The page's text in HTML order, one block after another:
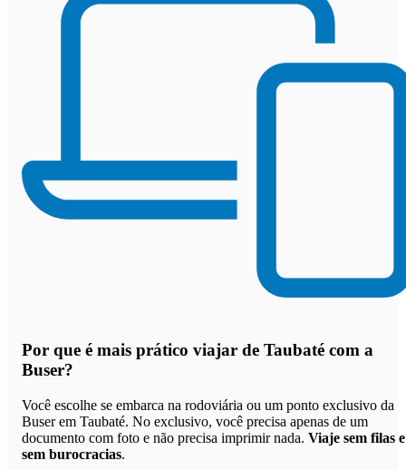
Por que é mais prático viajar de Taubaté com a
Buser?
Você escolhe se embarca na rodoviária ou um ponto exclusivo da
Buser em Taubaté. No exclusivo, você precisa apenas de um
documento com foto e não precisa imprimir nada. Viaje sem filas e
sem burocracias.